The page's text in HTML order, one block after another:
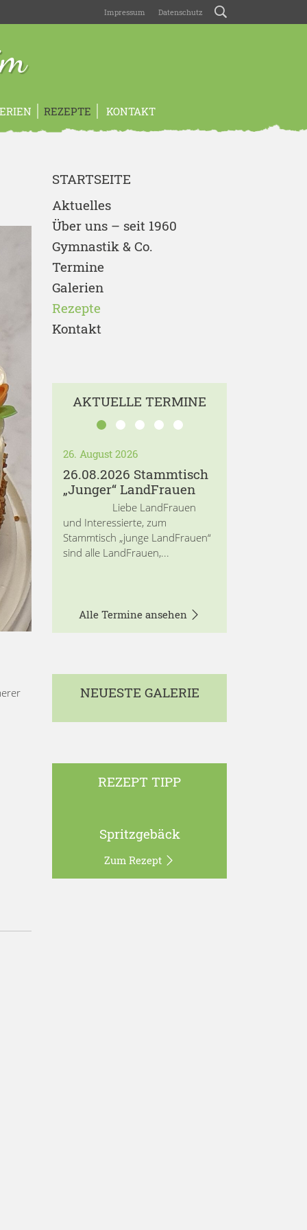
Impressum Datenschutz
REZEPTE KONTAKT
STARTSEITE
Aktuelles
Über uns – seit 1960
Gymnastik & Co.
Termine
Galerien
Rezepte
Kontakt
AKTUELLE TERMINE
26. August 2026
26.08.2026 Stammtisch
„Junger“ LandFrauen
Liebe LandFrauen
und Interessierte, zum
Stammtisch „junge LandFrauen“
sind alle LandFrauen,...
Alle Termine ansehen
NEUESTE GALERIE
REZEPT TIPP
Spritzgebäck
Zum Rezept